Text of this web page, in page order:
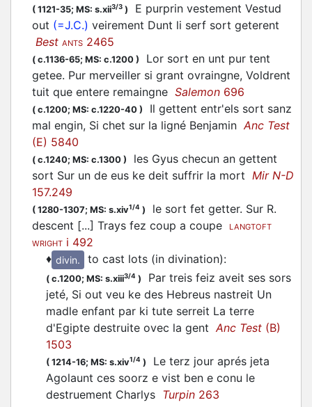
( 1121-35; MS: s.xii3/3 )
E purprin vestement Vestud
out (=J.C.) veirement Dunt li serf sort geterent
Best ANTS 2465
( c.1136-65; MS: c.1200 )
Lor sort en unt pur tent
getee. Pur merveiller si grant ovraingne, Voldrent
tuit que entere remaingne Salemon 696
( c.1200; MS: c.1220-40 ) Il gettent entr'els sort sanz
mal engin, Si chet sur la ligné Benjamin Anc Test
(E) 5840
( c.1240; MS: c.1300 ) les Gyus checun an gettent
sort Sur un de eus ke deit suffrir la mort Mir N-D
157.249
( 1280-1307; MS: s.xiv1/4 ) le sort fet getter. Sur R.
descent [...] Trays fez coup a coupe
LANGTOFT
WRIGHT i 492
♦ divin. to cast lots (in divination):
( c.1200; MS: s.xiii3/4 )
Par treis feiz aveit ses sors
jeté, Si out veu ke des Hebreus nastreit Un
madle enfant par ki tute serreit La terre
d'Egipte destruite ovec la gent Anc Test (B)
1503
( 1214-16; MS: s.xiv1/4 ) Le terz jour aprés jeta
Agolaunt ces soorz e vist ben e conu le
destruement Charlys Turpin 263